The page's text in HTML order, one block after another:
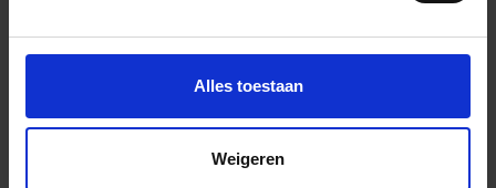
Alles toestaan
Weigeren